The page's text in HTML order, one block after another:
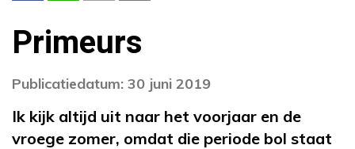
Primeurs
Publicatiedatum: 30 juni 2019
Ik kijk altijd uit naar het voorjaar en de
vroege zomer, omdat die periode bol staat